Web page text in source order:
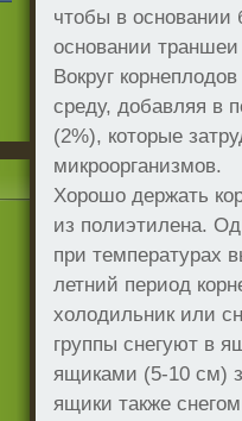
чтобы в основании
основании траншеи
Вокруг
среду, добавляя в
(2%), которые
микроорганизмов.
Хорошо держать
из полиэтилена.
при температурах
летний период
холодильник или
группы снегуют в
ящиками (5-10 см)
ящики также